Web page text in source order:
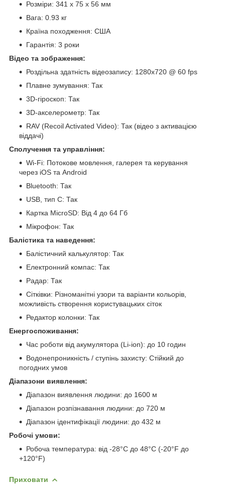
Розміри: 341 x 75 x 56 мм
Вага: 0.93 кг
Країна походження: США
Гарантія: 3 роки
Відео та зображення:
Роздільна здатність відеозапису: 1280x720 @ 60 fps
Плавне зумування: Так
3D-гіроскоп: Так
3D-акселерометр: Так
RAV (Recoil Activated Video): Так (відео з активацією
віддачі)
Сполучення та управління:
Wi-Fi: Потокове мовлення, галерея та керування
через iOS та Android
Bluetooth: Так
USB, тип C: Так
Картка MicroSD: Від 4 до 64 Гб
Мікрофон: Так
Балістика та наведення:
Балістичний калькулятор: Так
Електронний компас: Так
Радар: Так
Сітківки: Різноманітні узори та варіанти кольорів,
можливість створення користувацьких сіток
Редактор колонки: Так
Енергоспоживання:
Час роботи від акумулятора (Li-ion): до 10 годин
Водонепроникність / ступінь захисту: Стійкий до
погодних умов
Діапазони виявлення:
Діапазон виявлення людини: до 1600 м
Діапазон розпізнавання людини: до 720 м
Діапазон ідентифікації людини: до 432 м
Робочі умови:
Робоча температура: від -28°C до 48°C (-20°F до
+120°F)
Приховати